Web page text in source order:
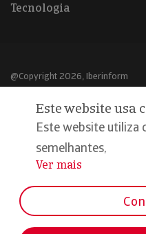
Tecnologia
@Copyright 2026, Iberinform
Aviso legal
Política de cookies
Declaração de privacidade
Este website usa
Este website utiliza
semelhantes,
...
Ver mais